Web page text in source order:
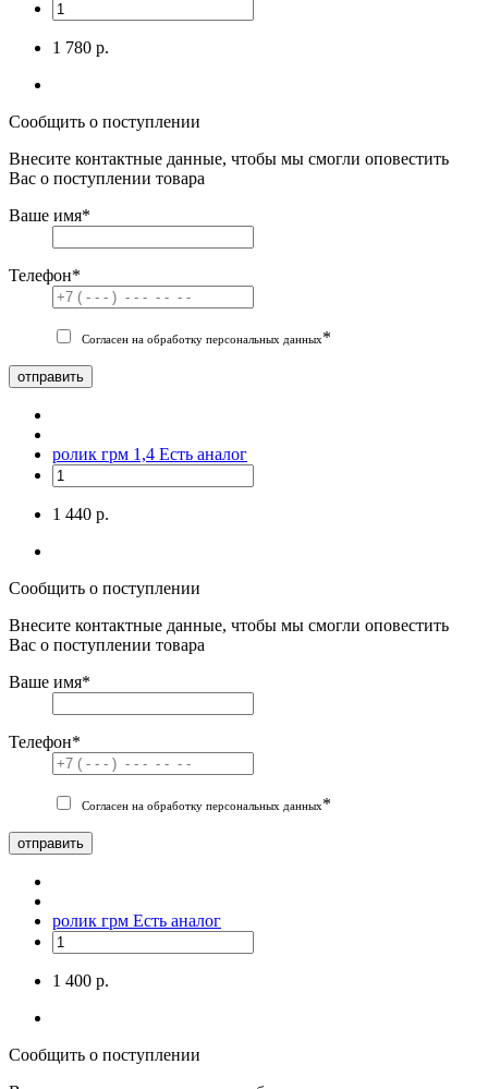
1 780 р.
Сообщить о поступлении
Внесите контактные данные, чтобы мы смогли оповестить
Вас о поступлении товара
Ваше имя*
Телефон*
Согласен на обработку персональных данных*
отправить
ролик грм 1,4 Есть аналог
1 440 р.
Сообщить о поступлении
Внесите контактные данные, чтобы мы смогли оповестить
Вас о поступлении товара
Ваше имя*
Телефон*
Согласен на обработку персональных данных*
отправить
ролик грм Есть аналог
1 400 р.
Сообщить о поступлении